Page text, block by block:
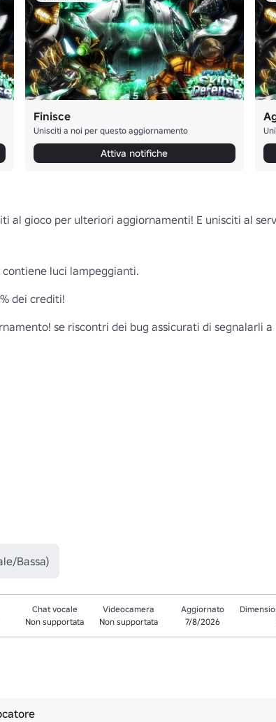
Finisce
Unisciti a noi per questo aggiornamento
Attiva notifiche
al gioco per ulteriori aggiornamenti! E unisciti al
contiene luci lampeggianti.
dei crediti!
se riscontri dei bug assicurati di segnalarli a
Bassa)
Chat vocale
Non supportata
Videocamera
Non supportata
Aggiornato
7/8/2026